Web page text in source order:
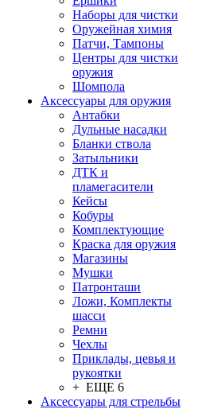
Наборы для чистки
Оружейная химия
Патчи, Тампоны
Центры для чистки
оружия
Шомпола
Аксессуары для оружия
Антабки
Дульные насадки
Бланки ствола
Затыльники
ДТК и
пламегасители
Кейсы
Кобуры
Комплектующие
Краска для оружия
Магазины
Мушки
Патронташи
Ложи, Комплекты
шасси
Ремни
Чехлы
Приклады, цевья и
рукоятки
+ ЕЩЕ 6
Аксессуары для стрельбы